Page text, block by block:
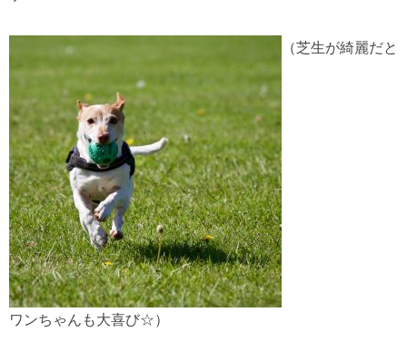
（芝生が綺麗だと
ワンちゃんも大喜び☆）